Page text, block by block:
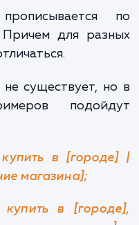
в той
находится
крупный филиал.
только в
)